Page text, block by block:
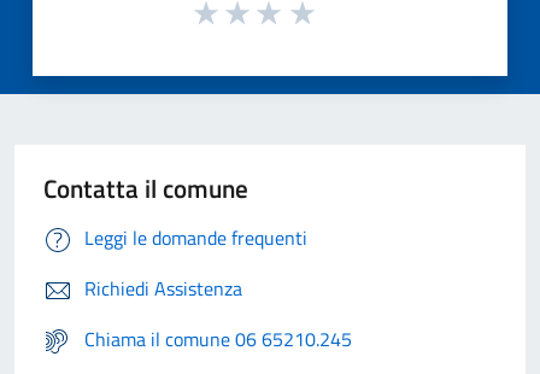
Contatta il comune
Leggi le domande frequenti
Richiedi Assistenza
Chiama il comune 06 65210.245